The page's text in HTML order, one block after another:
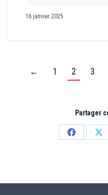
16 janvier 2025
← 1 2 3
Partager
Partager